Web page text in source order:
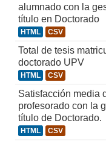
alumnado con la
título en Doctorado
HTML CSV
Total de tesis
doctorado UPV
HTML CSV
Satisfacción media
profesorado con la
título de Doctorado.
HTML CSV